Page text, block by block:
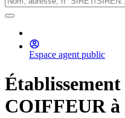
Espace agent public
Établissement
COIFFEUR à